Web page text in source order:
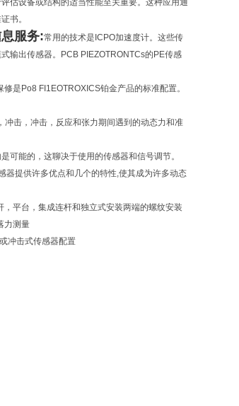
估设备或结构的适当性能至关重要。这种应用通
书。
服务:常用的技术是ICPO加速度计。这些传
输出传感器。PCB PIEZOTRONTCs的PE传感
是Po8 FI1EOTROXICS铂金产品的标准配置。
击，冲击，反应和张力期间遇到的动态力和准
可能的，这聊决于使用的传感器和信号调节。
器提供许多优点和几个的特性,使其成为许多动态
平台，集成连杆和独立式安装两端的螺纹安装
力测量
冲击式传感器配置